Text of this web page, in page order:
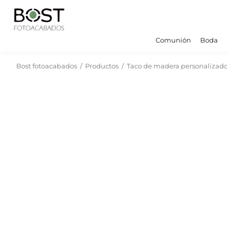
Comunión Boda
Bost fotoacabados / Productos / Taco de madera